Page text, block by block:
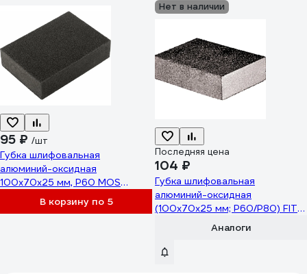
95 ₽ /шт
Губка шлифовальная
алюминий-оксидная
100x70x25 мм, Р60 MOS
В корзину по 5
Нет в наличии
Последняя цена
104 ₽
Губка шлифовальная
алюминий-оксидная
(100х70х25 мм; Р60/Р80) FIT
Аналоги